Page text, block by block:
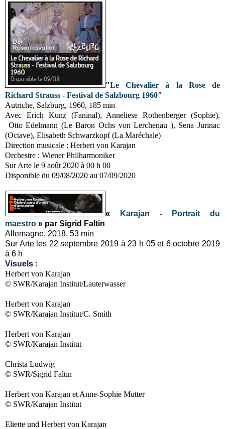
"Le Chevalier à la Rose de
Richard Strauss - Festival de Salzbourg 1960"
Autriche, Salzburg, 1960, 185 min
Avec Erich Kunz (Faninal), Anneliese Rothenberger (Sophie),
Otto Edelmann (Le Baron Ochs von Lerchenau ), Sena Jurinac
(Octave), Elisabeth Schwarzkopf (La Maréchale)
Direction musicale : Herbert von Karajan
Orchestre : Wiener Philharmoniker
Sur Arte le 9 août 2020 à 00 h 00
Disponible du 09/08/2020 au 07/09/2020
«
Karajan - Portrait du
maestro » par Sigrid Faltin
Allemagne, 2018, 53 min
Sur Arte les 22 septembre 2019 à 23 h 05 et 6 octobre 2019
à 6 h
Visuels :
Herbert von Karajan
© SWR/Karajan Institut/Lauterwasser
Herbert von Karajan
© SWR/Karajan Institut/C. Smith
Herbert von Karajan
© SWR/Karajan Institut
Christa Ludwig
© SWR/Sigrid Faltin
Herbert von Karajan et Anne-Sophie Mutter
© SWR/Karajan Institut
Eliette und Herbert von Karajan